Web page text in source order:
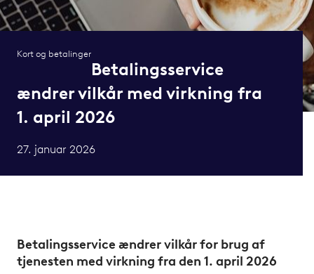
Kort og betalinger
Betalingsservice
ændrer vilkår med virkning fra
1. april 2026
27. januar 2026
Betalingsservice ændrer vilkår for brug af
tjenesten med virkning fra den 1. april 2026